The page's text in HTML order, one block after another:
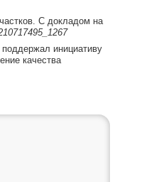
С докладом на
инициативу
качества